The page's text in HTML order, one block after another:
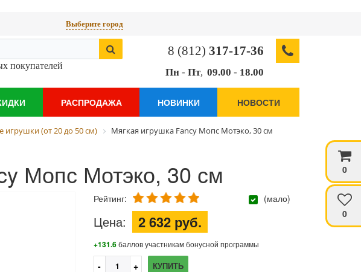
0
0
Выберите город
покупателей
8 (812) 317-17-36
Пн - Пт, 09.00 - 18.00
РАСПРОДАЖА НОВИНКИ НОВОСТИ
игрушки (от 20 до 50 см) Мягкая игрушка Fancy Мопс Мотэко, 30 см
Мопс Мотэко, 30 см
Рейтинг: (мало)
Цена: 2 632 руб.
+131.6баллов участникам бонусной программы
КУПИТЬ